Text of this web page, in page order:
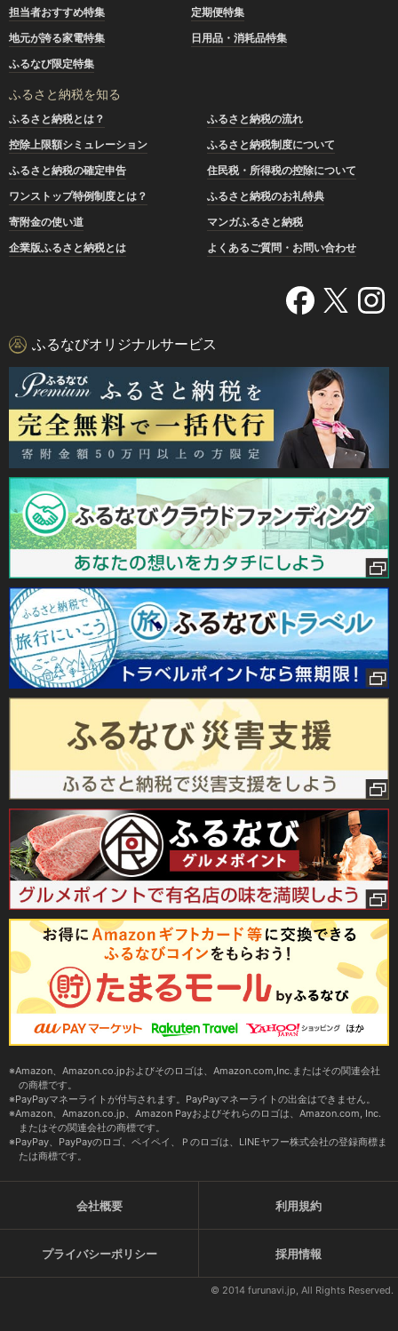
担当者おすすめ特集
定期便特集
地元が誇る家電特集
日用品・消耗品特集
ふるなび限定特集
ふるさと納税を知る
ふるさと納税とは？
ふるさと納税の流れ
控除上限額シミュレーション
ふるさと納税制度について
ふるさと納税の確定申告
住民税・所得税の控除について
ワンストップ特例制度とは？
ふるさと納税のお礼特典
寄附金の使い道
マンガふるさと納税
企業版ふるさと納税とは
よくあるご質問・お問い合わせ
ふるなびオリジナルサービス
Amazon、Amazon.co.jpおよびそのロゴは、Amazon.com,Inc.またはその関連会社
の商標です。
PayPayマネーライトが付与されます。PayPayマネーライトの出金はできません。
Amazon、Amazon.co.jp、Amazon Payおよびそれらのロゴは、Amazon.com, Inc.
またはその関連会社の商標です。
PayPay、PayPayのロゴ、ペイペイ、Ｐのロゴは、LINEヤフー株式会社の登録商標ま
たは商標です。
会社概要 利用規約
プライバシーポリシー 採用情報
© 2014 furunavi.jp, All Rights Reserved.